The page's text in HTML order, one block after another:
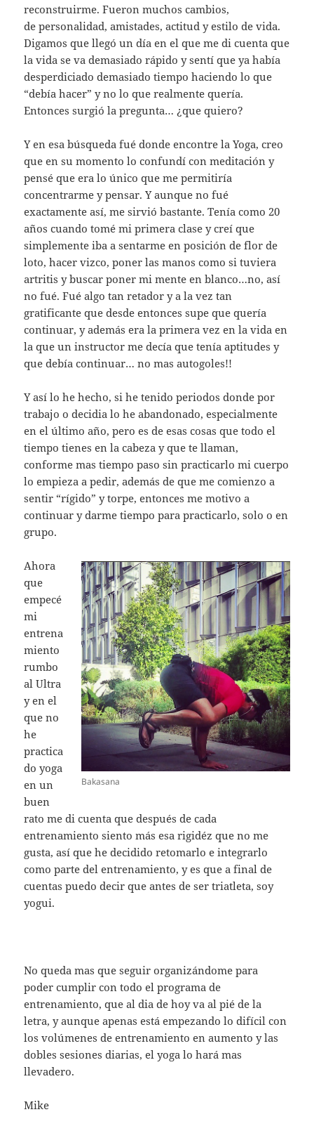
reconstruirme. Fueron muchos cambios,
de personalidad, amistades, actitud y estilo de vida.
Digamos que llegó un día en el que me di cuenta que
la vida se va demasiado rápido y sentí que ya había
desperdiciado demasiado tiempo haciendo lo que
“debía hacer” y no lo que realmente quería.
Entonces surgió la pregunta… ¿que quiero?
Y en esa búsqueda fué donde encontre la Yoga, creo
que en su momento lo confundí con meditación y
pensé que era lo único que me permitiría
concentrarme y pensar. Y aunque no fué
exactamente así, me sirvió bastante. Tenía como 20
años cuando tomé mi primera clase y creí que
simplemente iba a sentarme en posición de flor de
loto, hacer vizco, poner las manos como si tuviera
artritis y buscar poner mi mente en blanco…no, así
no fué. Fué algo tan retador y a la vez tan
gratificante que desde entonces supe que quería
continuar, y además era la primera vez en la vida en
la que un instructor me decía que tenía aptitudes y
que debía continuar… no mas autogoles!!
Y así lo he hecho, si he tenido periodos donde por
trabajo o decidia lo he abandonado, especialmente
en el último año, pero es de esas cosas que todo el
tiempo tienes en la cabeza y que te llaman,
conforme mas tiempo paso sin practicarlo mi cuerpo
lo empieza a pedir, además de que me comienzo a
sentir “rígido” y torpe, entonces me motivo a
continuar y darme tiempo para practicarlo, solo o en
grupo.
Bakasana
Ahora
que
empecé
mi
entrena
miento
rumbo
al Ultra
y en el
que no
he
practica
do yoga
en un
buen
rato me di cuenta que después de cada
entrenamiento siento más esa rigidéz que no me
gusta, así que he decidido retomarlo e integrarlo
como parte del entrenamiento, y es que a final de
cuentas puedo decir que antes de ser triatleta, soy
yogui.
No queda mas que seguir organizándome para
poder cumplir con todo el programa de
entrenamiento, que al dia de hoy va al pié de la
letra, y aunque apenas está empezando lo difícil con
los volúmenes de entrenamiento en aumento y las
dobles sesiones diarias, el yoga lo hará mas
llevadero.
Mike